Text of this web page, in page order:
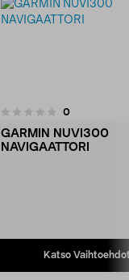
0arvostelut
GARMIN NUVI300
NAVIGAATTORI
Katso
0.0 viidestä